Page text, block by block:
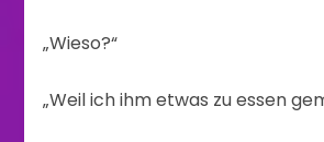
„Wieso?“
„Weil ich ihm etwas zu essen